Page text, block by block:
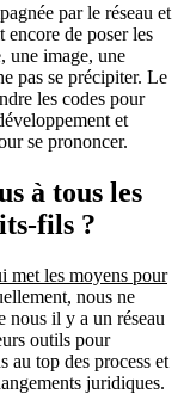
par le réseau et
encore de poser les
une image, une
pas se précipiter. Le
les codes pour
et
se prononcer.
à tous les
fils ?
met les moyens pour
nous ne
nous il y a un réseau
outils pour
au top des process et
juridiques.